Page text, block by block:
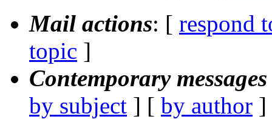
Mail actions: [ respond
topic ]
Contemporary
by subject ] [ by author